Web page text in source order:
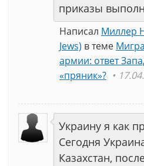
приказы
Написал Миллер
Jews) в теме
армии: ответ
«пряник»?
Украину я как
Сегодня
Казахстан,